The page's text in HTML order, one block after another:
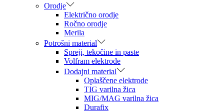
Orodje
Električno orodje
Ročno orodje
Merila
Potrošni material
Spreji, tekočine in paste
Volfram elektrode
Dodajni material
Oplaščene elektrode
TIG varilna žica
MIG/MAG varilna žica
Durafix